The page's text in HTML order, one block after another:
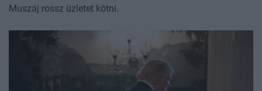
Muszáj rossz üzletet kötni.